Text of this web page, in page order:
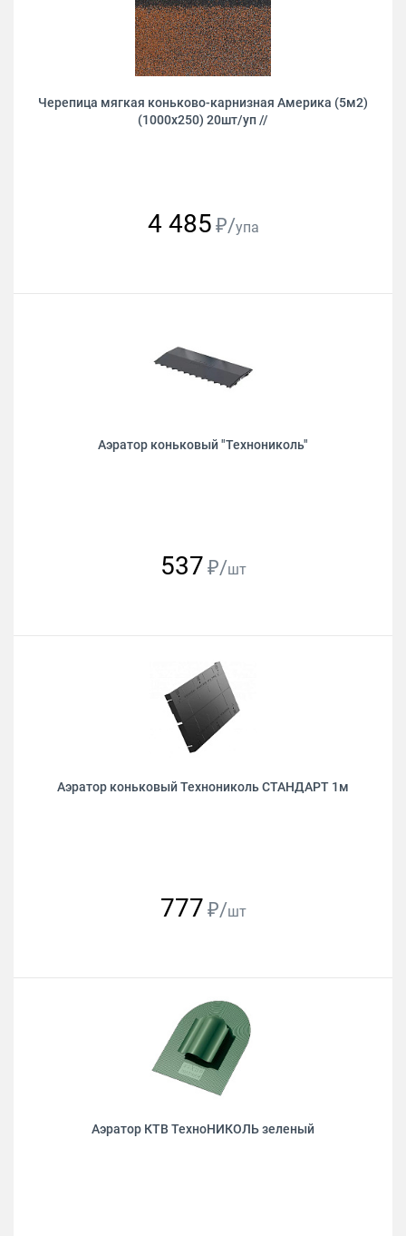
Черепица мягкая коньково-карнизная Америка (5м2)
(1000х250) 20шт/уп //
4 485 ₽/упа
Аэратор коньковый "Технониколь"
537 ₽/шт
Аэратор коньковый Технониколь СТАНДАРТ 1м
777 ₽/шт
Аэратор КТВ ТехноНИКОЛЬ зеленый